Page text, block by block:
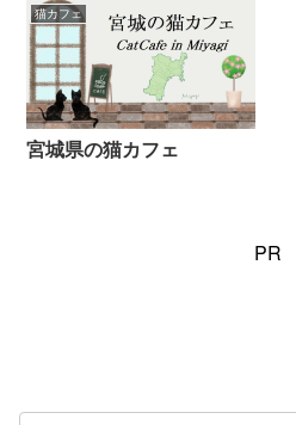
猫カフェ
宮城県の猫カフェ
PR